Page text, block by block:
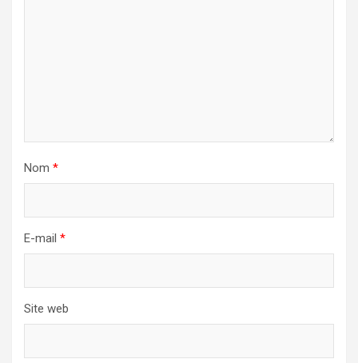
Nom *
E-mail *
Site web